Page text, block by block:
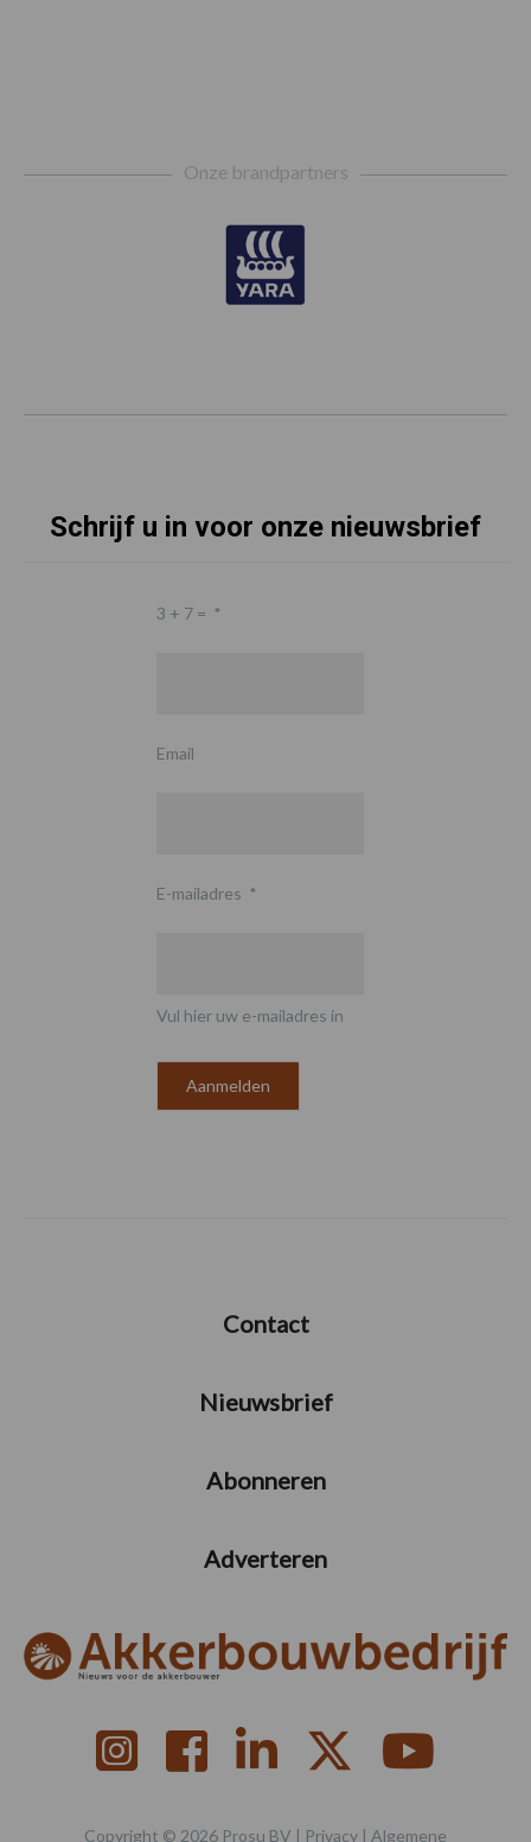
Onze brandpartners
Schrijf u in voor onze nieuwsbrief
3 + 7 = *
Email
E-mailadres *
Vul hier uw e-mailadres in
Contact
Nieuwsbrief
Abonneren
Adverteren
Copyright © 2026 Prosu BV | Privacy | Algemene